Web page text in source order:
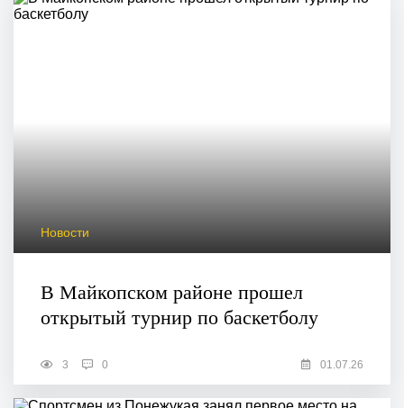
Новости
В Майкопском районе прошел
открытый турнир по баскетболу
3 0 01.07.26